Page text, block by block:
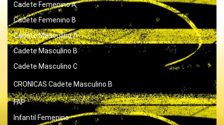
Cadete Femenino A
Cadete Femenino B
Cadete Masculino A
Cadete Masculino B
Cadete Masculino C
CRONICAS Cadete Masculino B
FAP
Infantil Femenino